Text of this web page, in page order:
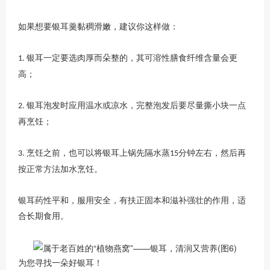
如果想要银耳羹黏稠滑嫩，建议你这样做：
1. 银耳一定要选肉厚而朵整的，其可溶性膳食纤维含量会更
高；
2. 银耳泡发时应用温水或凉水，完整泡发后要尽量撕小块一点
再烹饪；
3. 烹饪之前，也可以将银耳上锅先隔水蒸15分钟左右，然后再
按正常方法加水烹饪。
银耳药性平和，服用安全，有扶正固本和滋补强壮的作用，适
合长期食用。
为您寻找一朵好银耳！